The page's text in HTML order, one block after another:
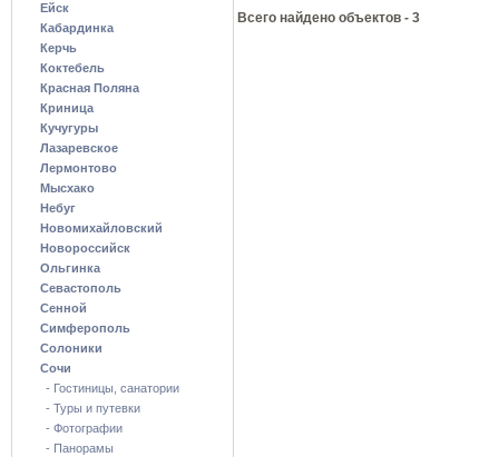
Ейск
Кабардинка
Керчь
Коктебель
Красная Поляна
Криница
Кучугуры
Лазаревское
Лермонтово
Мысхако
Небуг
Новомихайловский
Новороссийск
Ольгинка
Севастополь
Сенной
Симферополь
Солоники
Сочи
- Гостиницы, санатории
- Туры и путевки
- Фотографии
- Панорамы
Всего найдено объектов - 3